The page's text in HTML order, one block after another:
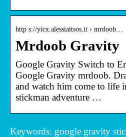
http s://yicx.alessiaitsos.it › mrdoob…
Mrdoob Gravity
Google Gravity Switch to
Google Gravity mrdoob.
and watch him come to life
stickman adventure …
Keywords: google gravity